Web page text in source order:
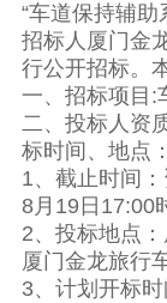
“车道保持辅助
招标人厦门金
行公开招标。
一、招标项目:
二、投标人资
标时间、地点：
1、截止时间
8月19日17:00
2、投标地点
厦门金龙旅行
3、计划开标